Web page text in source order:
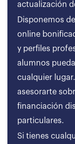
actualización
Disponemos
online
y perfiles
alumnos
cualquier
asesorarte
financiación
particulares.
Si tienes